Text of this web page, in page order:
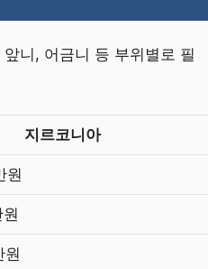
니, 어금니 등 부위별로 필
지르코니아
원